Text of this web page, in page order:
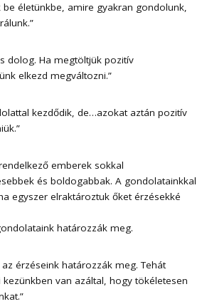
be életünkbe, amire gyakran gondolunk,
dolog. Ha megtöltjük pozitív
elkezd megváltozni.”
kezdődik, de…azokat aztán pozitív
emberek sokkal
és boldogabbak. A gondolatainkkal
egyszer elraktároztuk őket érzésekké
határozzák meg.
érzéseink határozzák meg. Tehát
van azáltal, hogy tökéletesen